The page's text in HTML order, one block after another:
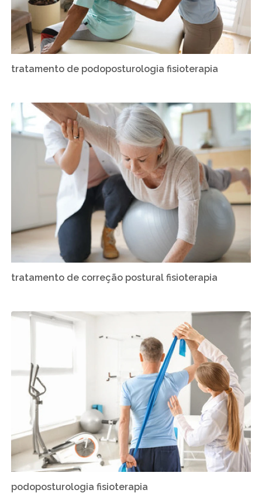
tratamento de podoposturologia fisioterapia
tratamento de correção postural fisioterapia
podoposturologia fisioterapia